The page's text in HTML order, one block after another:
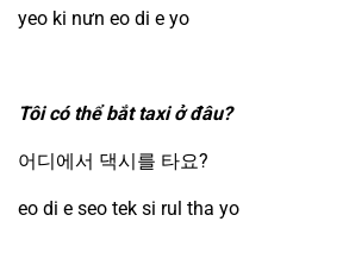
yeo ki nưn eo di e yo
Tôi có thể bắt taxi ở đâu?
어디에서 댁시를 타요?
eo di e seo tek si rul tha yo